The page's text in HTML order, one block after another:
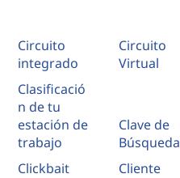
Circuito
integrado
Circuito
Virtual
Clasificació
n de tu
estación de
trabajo
Clave de
Búsqueda
Clickbait
Cliente